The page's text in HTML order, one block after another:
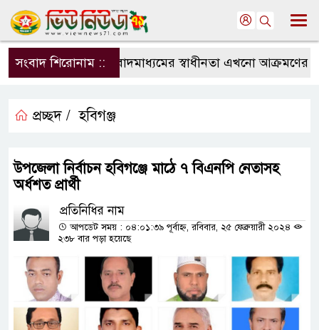
সংবাদ শিরোনাম ::সংবাদমাধ্যমের স্বাধীনতা এখনো আক্রমণের
প্রচ্ছদ / হবিগঞ্জ
উপজেলা নির্বাচন হবিগঞ্জে মাঠে ৭ বিএনপি নেতাসহ
অর্ধশত প্রার্থী
প্রতিনিধির নাম
আপডেট সময় : ০৪:০১:৩৯ পূর্বাহ্ন, রবিবার, ২৫ ফেব্রুয়ারী ২০২৪
২৩৮ বার পড়া হয়েছে